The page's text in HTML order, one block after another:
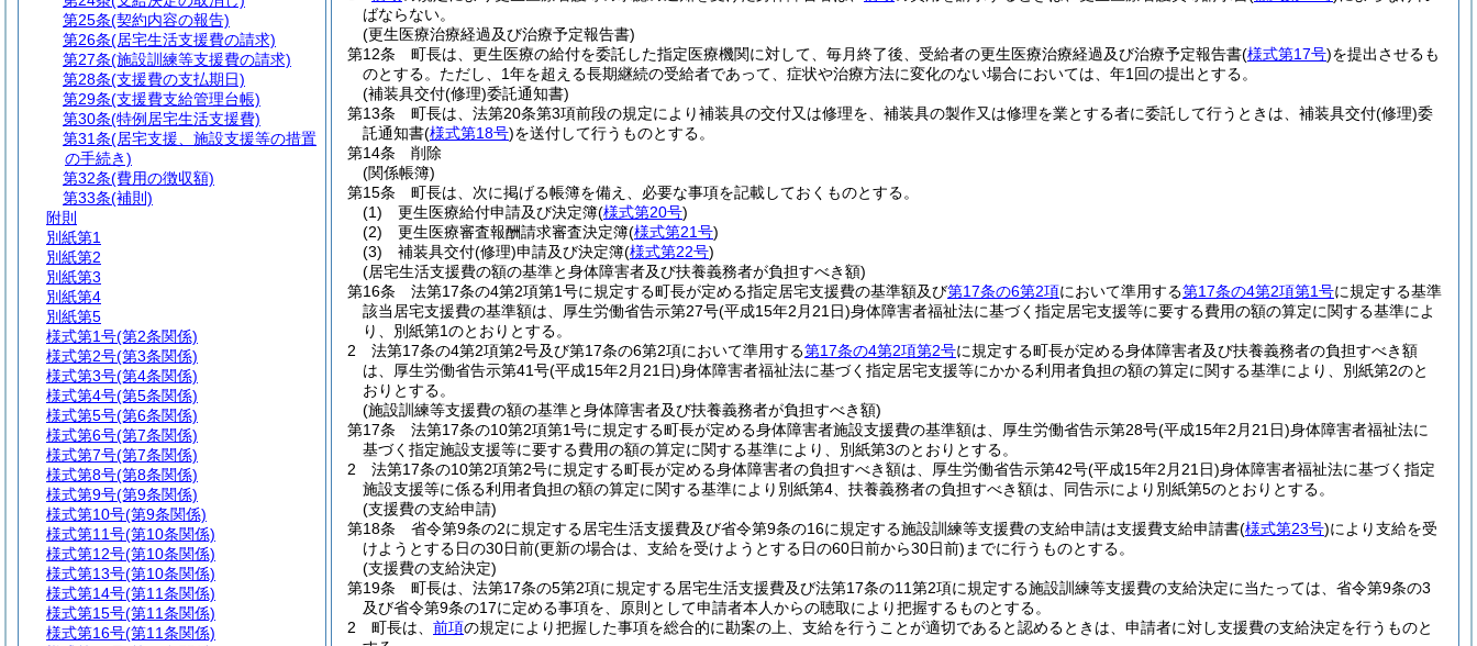
ばならない。
(更生医療治療経過及び治療予定報告書)
第12条
町長は、更生医療の給付を委託した指定医療機関に対して、毎月終了後、受給者の更生医療治療経過及び治療予定報告書(様式第17号)を提出させるも
のとする。 ただし、1年を超える長期継続の受給者であって、症状や治療方法に変化のない場合においては、年1回の提出とする。
(補装具交付(修理)委託通知書)
第13条
町長は、法第20条第3項前段の規定により補装具の交付又は修理を、補装具の製作又は修理を業とする者に委託して行うときは、補装具交付(修理)委
託通知書(様式第18号)を送付して行うものとする。
第14条
削除
(関係帳簿)
第15条
町長は、次に掲げる帳簿を備え、必要な事項を記載しておくものとする。
(1)
更生医療給付申請及び決定簿(様式第20号)
(2)
更生医療審査報酬請求審査決定簿(様式第21号)
(3)
補装具交付(修理)申請及び決定簿(様式第22号)
(居宅生活支援費の額の基準と身体障害者及び扶養義務者が負担すべき額)
第16条
法第17条の4第2項第1号に規定する町長が定める指定居宅支援費の基準額及び第17条の6第2項において準用する第17条の4第2項第1号に規定する基準
該当居宅支援費の基準額は、厚生労働省告示第27号(平成15年2月21日)身体障害者福祉法に基づく指定居宅支援等に要する費用の額の算定に関する基準によ
り、別紙第1のとおりとする。
2
法第17条の4第2項第2号及び第17条の6第2項において準用する第17条の4第2項第2号に規定する町長が定める身体障害者及び扶養義務者の負担すべき額
は、厚生労働省告示第41号(平成15年2月21日)身体障害者福祉法に基づく指定居宅支援等にかかる利用者負担の額の算定に関する基準により、別紙第2のと
おりとする。
(施設訓練等支援費の額の基準と身体障害者及び扶養義務者が負担すべき額)
第17条
法第17条の10第2項第1号に規定する町長が定める身体障害者施設支援費の基準額は、厚生労働省告示第28号(平成15年2月21日)身体障害者福祉法に
基づく指定施設支援等に要する費用の額の算定に関する基準により、別紙第3のとおりとする。
2
法第17条の10第2項第2号に規定する町長が定める身体障害者の負担すべき額は、厚生労働省告示第42号(平成15年2月21日)身体障害者福祉法に基づく指定
施設支援等に係る利用者負担の額の算定に関する基準により別紙第4、扶養義務者の負担すべき額は、同告示により別紙第5のとおりとする。
(支援費の支給申請)
第18条
省令第9条の2に規定する居宅生活支援費及び省令第9条の16に規定する施設訓練等支援費の支給申請は支援費支給申請書(様式第23号)により支給を受
けようとする日の30日前(更新の場合は、支給を受けようとする日の60日前から30日前) までに行うものとする。
(支援費の支給決定)
第19条
町長は、法第17条の5第2項に規定する居宅生活支援費及び法第17条の11第2項に規定する施設訓練等支援費の支給決定に当たっては、省令第9条の3
及び省令第9条の17に定める事項を、原則として申請者本人からの聴取により把握するものとする。
2
町長は、 前項の規定により把握した事項を総合的に勘案の上、支給を行うことが適切であると認めるときは、申請者に対し支援費の支給決定を行うものと
第25条(契約内容の報告)
第26条(居宅生活支援費の請求)
第27条(施設訓練等支援費の請求)
第28条(支援費の支払期日)
第29条(支援費支給管理台帳)
第30条(特例居宅生活支援費)
第31条(居宅支援、施設支援等の措置
の手続き)
第32条(費用の徴収額)
第33条(補則)
附則
別紙第1
別紙第2
別紙第3
別紙第4
別紙第5
様式第1号(第2条関係)
様式第2号(第3条関係)
様式第3号(第4条関係)
様式第4号(第5条関係)
様式第5号(第6条関係)
様式第6号(第7条関係)
様式第7号(第7条関係)
様式第8号(第8条関係)
様式第9号(第9条関係)
様式第10号(第9条関係)
様式第11号(第10条関係)
様式第12号(第10条関係)
様式第13号(第10条関係)
様式第14号(第11条関係)
様式第15号(第11条関係)
様式第16号(第11条関係)